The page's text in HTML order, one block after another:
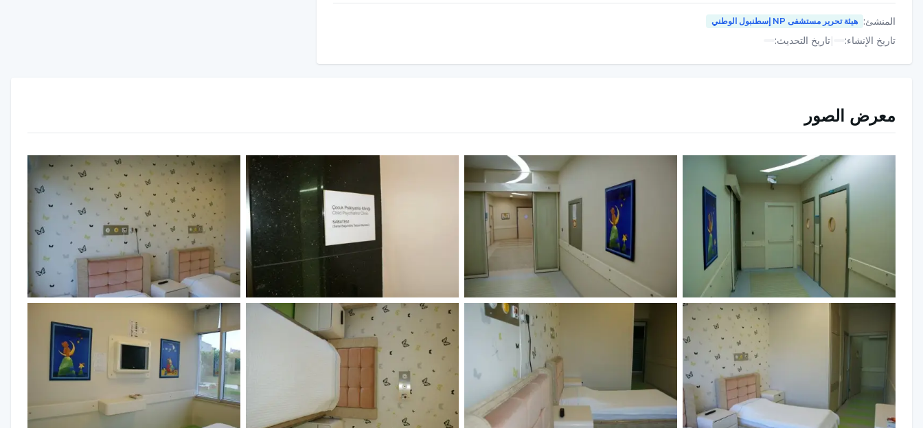
في فترات رياض الأطفال والمدرسة الابتدائية، من المتوقع أن يكون الأطفال قادرين على الالتزام بقواعد اجتماعية معينة، ومن
المتوقع أن يبدأ شعورهم بالمسؤولية بالتطور التدريجي، ومن المتوقع أن يبدأوا في إنجاز مهارات مثل أداء الواجبات المنزلية. خلال
بسرعة أثناء أداء الواجبات المنزلية. بالإضافة إلى ذلك، قد تصاحب هذه الفترة صعوبات سلوكية مثل عدم القدرة على الحفاظ على
الصداقات وإيذاء أصدقائهم. قد يحتاج الأطفال إلى تقييم اضطرابات مثل تشتت الانتباه والحركة والاندفاع خلال هذه الفترة.
إحدى المشاكل الشائعة التي تواجهها الأسر والأطفال في بداية المدرسة هي صعوبة الانفصال عن الأم والأب. يعتبر من الطبيعي أن
يواجه الطفل الذي ينمو بشكل طبيعي صعوبة لمدة شهر تقريبًا بعد بدء المدرسة، وأن يرغب في أن تكون والدته معه، وأن يكون
قلقًا وحتى يبكي عند دخول الفصل الدراسي. ومع ذلك، مع مرور الوقت، من المتوقع أن يتكيف الطفل مع هذه الصعوبة ويستمر
في الذهاب إلى المدرسة وتكوين صداقات. إذا كان الطفل يعاني من صعوبة في إظهار هذه المهارات، فيجب أن يتم تقييمه من قبل
قد يكون لدى بعض الأطفال من الناحية الهيكلية مزاج أكثر قلقاً من غيرهم، فهناك أطفال أكثر حذراً ويتوقفون ويفكرون قبل
القيام بشيء ما، ويمكن قبول ذلك كميزة مزاجية. ومع ذلك، ليس من الطبيعي أن يكون الطفل في قلق مستمر، وأن يشعر كما لو
أنه سيتعرض للأذى من البيئة المحيطة به في أي لحظة، وأن يقلق بشأن المستقبل، وأن يبدو قلقاً ومضطرباً، وأن يواجه صعوبة في
النوم ليلاً وفي الحفاظ على النوم. يجب تقييمهم بالتأكيد من حيث اضطرابات القلق. بعض الأطفال مصابون بالوسواس. قد تتطور
لديهم سلوكيات الوسواس مثل غسل أيديهم 5 مرات، أو فحص حقيبتهم عدة مرات، أو المرور من الباب مرة أخرى بعد المرور من
خلاله أو التحقق مما فعلوه بشكل متكرر. إذا كانت الوساوس تعطل وقت الطفل وطاقته ووظائفه، فيجب اعتبارها اضطراباً ويجب
استشارة الطبيب.
المنشئ: هيئة تحرير مستشفى NP إسطنبول الوطني
تاريخ الإنشاء:
|تاريخ التحديث:
معرض الصور